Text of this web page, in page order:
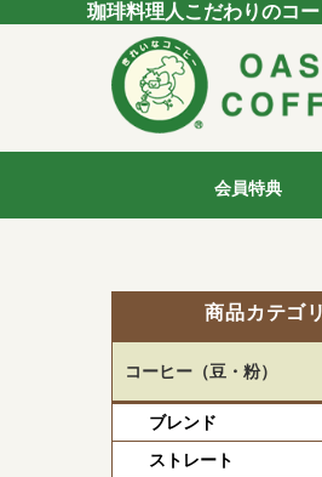
珈琲料理人こだわりのコ
会員特典
商品カテゴリ
コーヒー（豆・粉）
ブレンド
ストレート